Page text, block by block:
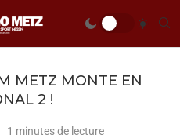
METZ MONTE EN
2 !
1 minutes de lecture